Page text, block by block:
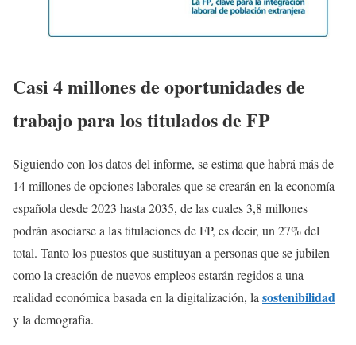
Casi 4 millones de oportunidades de
trabajo para los titulados de FP
Siguiendo con los datos del informe, se estima que habrá más de
14 millones de opciones laborales que se crearán en la economía
española desde 2023 hasta 2035, de las cuales 3,8 millones
podrán asociarse a las titulaciones de FP, es decir, un 27% del
total. Tanto los puestos que sustituyan a personas que se jubilen
como la creación de nuevos empleos estarán regidos a una
realidad económica basada en la digitalización, la sostenibilidad
y la demografía.